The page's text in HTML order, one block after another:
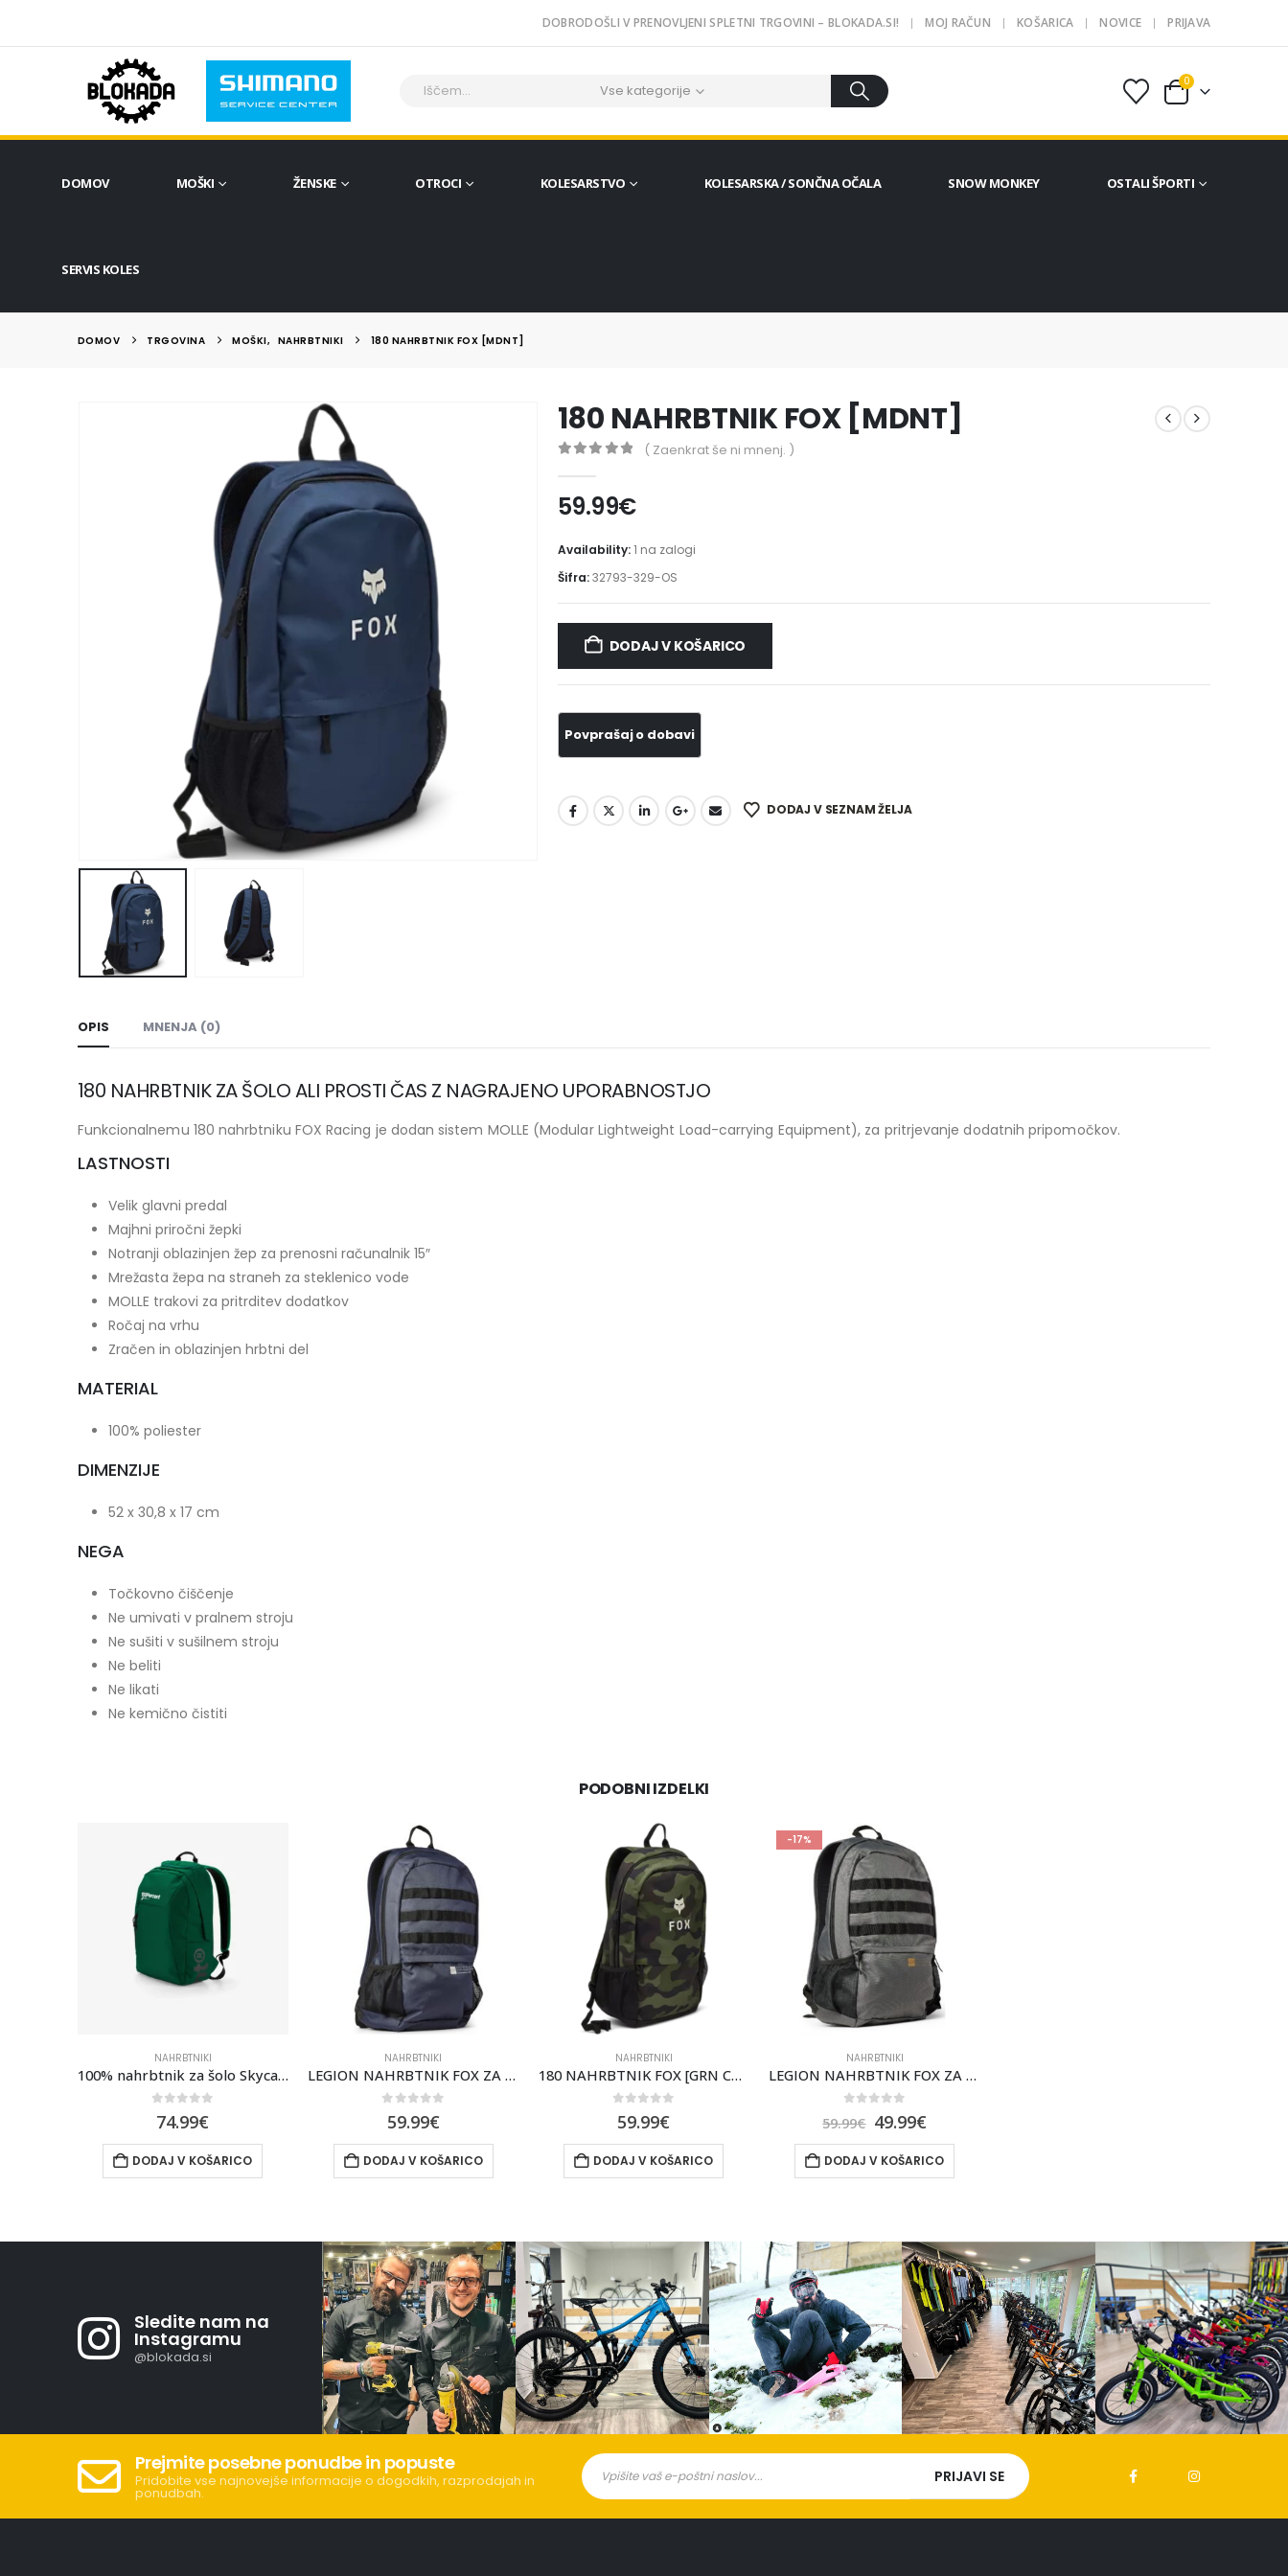
DOBRODOŠLI V PRENOVLJENI SPLETNI TRGOVINI – BLOKADA.SI! MOJ RAČUN KOŠARICA NOVICE PRIJAVA
Vse kategorije
0
DOMOV MOŠKI ŽENSKE OTROCI KOLESARSTVO KOLESARSKA / SONČNA OČALA SNOW MONKEY OSTALI ŠPORTI
SERVIS KOLES
DOMOV TRGOVINA MOŠKI, NAHRBTNIKI 180 NAHRBTNIK FOX [MDNT]
180 NAHRBTNIK FOX [MDNT]
( Zaenkrat še ni mnenj. )
59.99€
Availability:1 na zalogi
Šifra:32793-329-OS
DODAJ V KOŠARICO
DODAJ V SEZNAM ŽELJA
OPIS MNENJA (0)
180 NAHRBTNIK ZA ŠOLO ALI PROSTI ČAS Z NAGRAJENO UPORABNOSTJO
Funkcionalnemu 180 nahrbtniku FOX Racing je dodan sistem MOLLE (Modular Lightweight Load-carrying Equipment), za pritrjevanje dodatnih pripomočkov.
LASTNOSTI
Velik glavni predal
Majhni priročni žepki
Notranji oblazinjen žep za prenosni računalnik 15″
Mrežasta žepa na straneh za steklenico vode
MOLLE trakovi za pritrditev dodatkov
Ročaj na vrhu
Zračen in oblazinjen hrbtni del
MATERIAL
100% poliester
DIMENZIJE
52 x 30,8 x 17 cm
NEGA
Točkovno čiščenje
Ne umivati v pralnem stroju
Ne sušiti v sušilnem stroju
Ne beliti
Ne likati
Ne kemično čistiti
PODOBNI IZDELKI
NAHRBTNIKI
100% nahrbtnik za šolo Skycap Backpack Forest
74.99€
DODAJ V KOŠARICO
NAHRBTNIKI
LEGION NAHRBTNIK FOX ZA ŠOLO IN PROSTI ČAS [DP CBLT]
59.99€
DODAJ V KOŠARICO
NAHRBTNIKI
180 NAHRBTNIK FOX [GRN CAM]
59.99€
DODAJ V KOŠARICO
-17%
NAHRBTNIKI
LEGION NAHRBTNIK FOX ZA ŠOLO IN PROSTI ČAS [DRK SHDW]
59.99€ 49.99€
DODAJ V KOŠARICO
Sledite nam na
Instagramu
@blokada.si
Prejmite posebne ponudbe in popuste
Pridobite vse najnovejše informacije o dogodkih, razprodajah in
ponudbah.